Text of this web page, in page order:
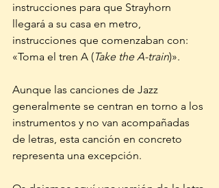
instrucciones para que Strayhorn
llegará a su casa en metro,
instrucciones que comenzaban con:
«Toma el tren A (Take the A-train)».
Aunque las canciones de Jazz
generalmente se centran en torno a los
instrumentos y no van acompañadas
de letras, esta canción en concreto
representa una excepción.